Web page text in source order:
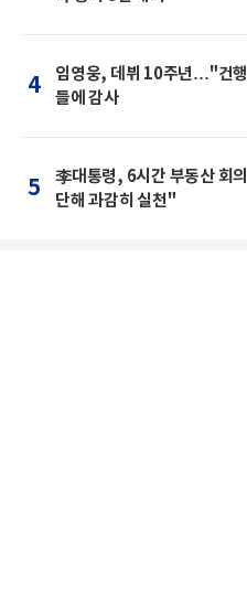
4
임영웅, 데뷔 10주년…"건
들에 감사
5
李대통령, 6시간 부동산 회
단해 과감히 실천"